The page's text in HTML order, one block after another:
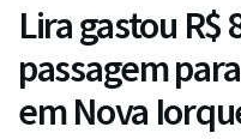
Lira gastou R$
passagem
em Nova